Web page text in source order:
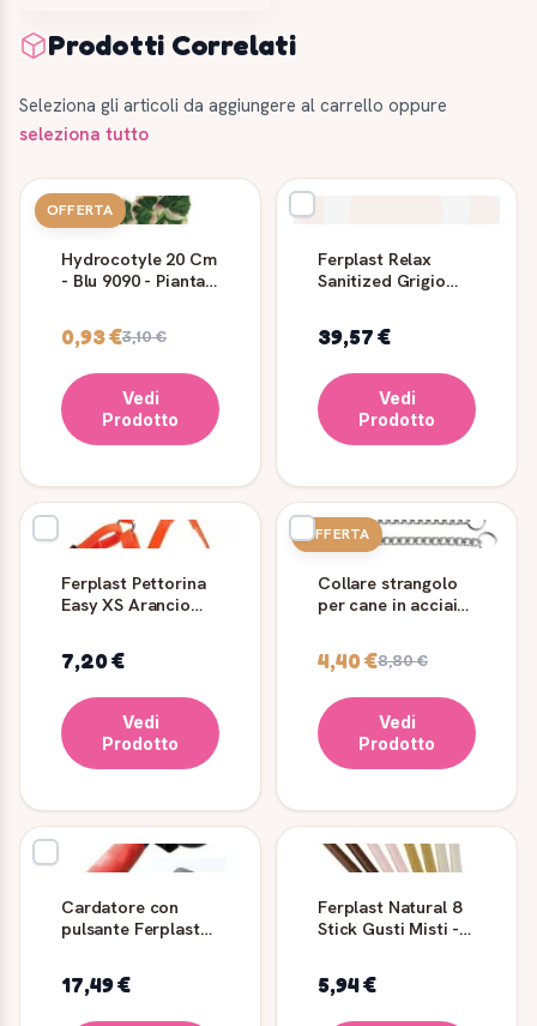
Prodotti Correlati
Seleziona gli articoli da aggiungere al carrello oppure
seleziona tutto
OFFERTA
Hydrocotyle 20 Cm
- Blu 9090 - Pianta
0,93 €3,10 €
Vedi
Prodotto
Ferplast Relax
Sanitized Grigio
39,57 €
Vedi
Prodotto
Ferplast Pettorina
Easy XS Arancio
7,20 €
Vedi
Prodotto
OFFERTA
Collare strangolo
per cane in acciaio
4,40 €8,80 €
Vedi
Prodotto
Cardatore con
pulsante Ferplast
17,49 €
Ferplast Natural 8
Stick Gusti Misti -
Per Cani A Base Di
Amido Di Mais
5,94 €